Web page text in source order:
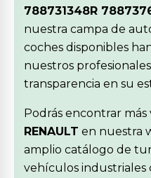
788731348R
nuestra campa de
coches disponibles
nuestros
transparencia en su
Podrás encontrar
RENAULT en nuestra
amplio catálogo de
vehículos industriales